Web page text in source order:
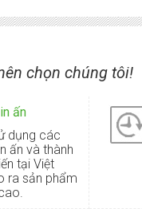
chọn chúng tôi!
ấn
dụng các
ấn và thành
tại Việt
ra sản phẩm